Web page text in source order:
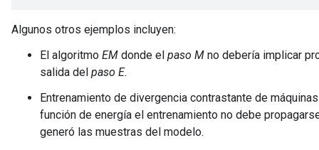
Algunos otros ejemplos incluyen:
El algoritmo EM donde el paso M no debería implicar
salida del paso E.
Entrenamiento de divergencia contrastante de
función de energía el entrenamiento no debe
generó las muestras del modelo.